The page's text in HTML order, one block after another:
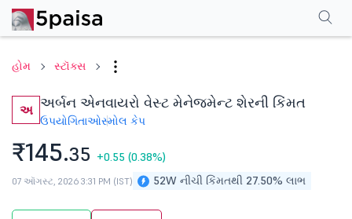
હોમ સ્ટૉક્સ
અ અર્બન એનવાયરો વેસ્ટ મેનેજમેન્ટ શેરની કિંમત
ઉપયોગિતાઓસ્મોલ કેપ
₹145.35 +0.55 (0.38%)
52W નીચી કિંમતથી 27.50% લાભ
07 ઑગસ્ટ, 2026 3:31 PM (IST)
પરફોર્મન્સફાઇનાન્શિયલ્સ વધુ